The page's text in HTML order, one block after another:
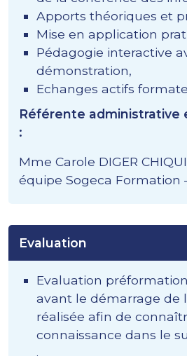
Apports théoriques et
Mise en application
Pédagogie interactive
démonstration,
Echanges actifs
Référente administrative
:
Mme Carole DIGER
équipe Sogeca Formation
Evaluation
Evaluation
avant le démarrage de
réalisée afin de
connaissance dans le